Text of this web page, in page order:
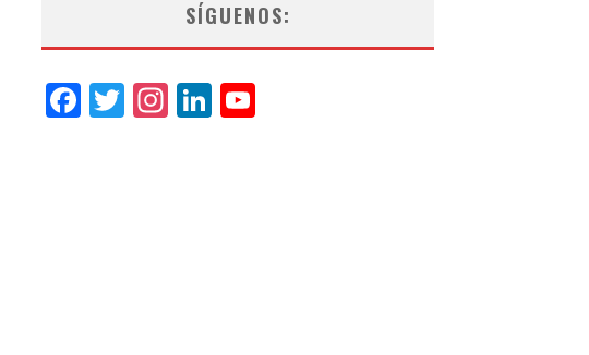
SÍGUENOS:
Facebook
Twitter
Instagram
LinkedIn